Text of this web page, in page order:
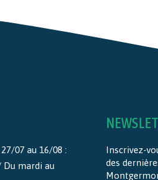
07 au 16/08 :
Du mardi au
Inscrivez-
des